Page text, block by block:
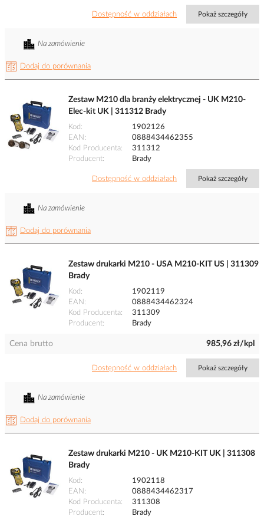
Dostępność w oddziałach Pokaż szczegóły
Dodaj do porównania
Na zamówienie
Zestaw M210 dla branży elektrycznej - UK M210-
Elec-kit UK | 311312 Brady
Kod
1902126
EAN
0888434462355
Kod Producenta
311312
Producent
Brady
Dostępność w oddziałach Pokaż szczegóły
Dodaj do porównania
Na zamówienie
Zestaw drukarki M210 - USA M210-KIT US | 311309
Brady
Kod
1902119
EAN
0888434462324
Kod Producenta
311309
Producent
Brady
Cena brutto 985,96 zł/kpl
Dostępność w oddziałach Pokaż szczegóły
Dodaj do porównania
Na zamówienie
Zestaw drukarki M210 - UK M210-KIT UK | 311308
Brady
Kod
1902118
EAN
0888434462317
Kod Producenta
311308
Producent
Brady